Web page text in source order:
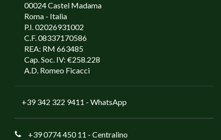
00024 Castel Madama
Roma - Italia
P.I. 02026931002
C.F. 08337170586
REA: RM 663485
Cap. Soc. IV: €258.228
A.D. Romeo Ficacci
+39 342 322 9411 - WhatsApp
+39 0774 450 11 - Centralino